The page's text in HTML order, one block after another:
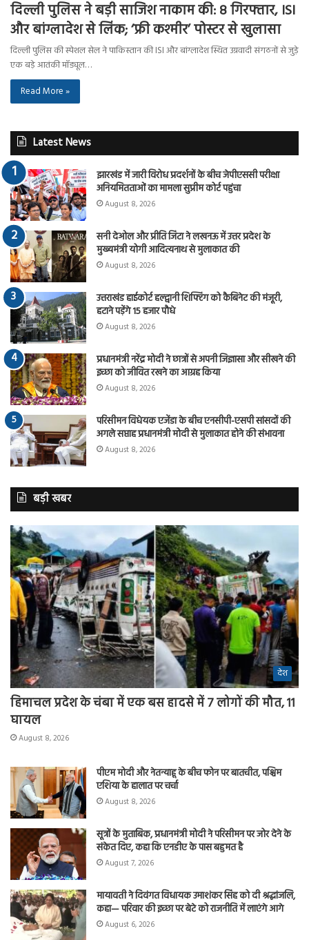
दिल्ली पुलिस ने बड़ी साजिश नाकाम की: 8 गिरफ्तार, ISI
और बांग्लादेश से लिंक; ‘फ्री कश्मीर’ पोस्टर से खुलासा
दिल्ली पुलिस की स्पेशल सेल ने पाकिस्तान की ISI और बांग्लादेश स्थित उग्रवादी संगठनों से जुड़े
एक बड़े आतंकी मॉड्यूल…
Read More »
Latest News
झारखंड में जारी विरोध प्रदर्शनों के बीच जेपीएससी परीक्षा
अनियमितताओं का मामला सुप्रीम कोर्ट पहुंचा
August 8, 2026
सनी देओल और प्रीति जिंटा ने लखनऊ में उत्तर प्रदेश के
मुख्यमंत्री योगी आदित्यनाथ से मुलाकात की
August 8, 2026
उत्तराखंड हाईकोर्ट हल्द्वानी शिफ्टिंग को कैबिनेट की मंजूरी,
हटाने पड़ेंगे 15 हजार पौधे
August 8, 2026
प्रधानमंत्री नरेंद्र मोदी ने छात्रों से अपनी जिज्ञासा और सीखने की
इच्छा को जीवित रखने का आग्रह किया
August 8, 2026
परिसीमन विधेयक एजेंडा के बीच एनसीपी-एसपी सांसदों की
अगले सप्ताह प्रधानमंत्री मोदी से मुलाकात होने की संभावना
August 8, 2026
बड़ी खबर
देश
हिमाचल प्रदेश के चंबा में एक बस हादसे में 7 लोगों की मौत, 11
घायल
August 8, 2026
पीएम मोदी और नेतन्याहू के बीच फोन पर बातचीत, पश्चिम
एशिया के हालात पर चर्चा
August 8, 2026
सूत्रों के मुताबिक, प्रधानमंत्री मोदी ने परिसीमन पर जोर देने के
संकेत दिए, कहा कि एनडीए के पास बहुमत है
August 7, 2026
मायावती ने दिवंगत विधायक उमाशंकर सिंह को दी श्रद्धांजलि,
कहा— परिवार की इच्छा पर बेटे को राजनीति में लाएंगे आगे
August 6, 2026